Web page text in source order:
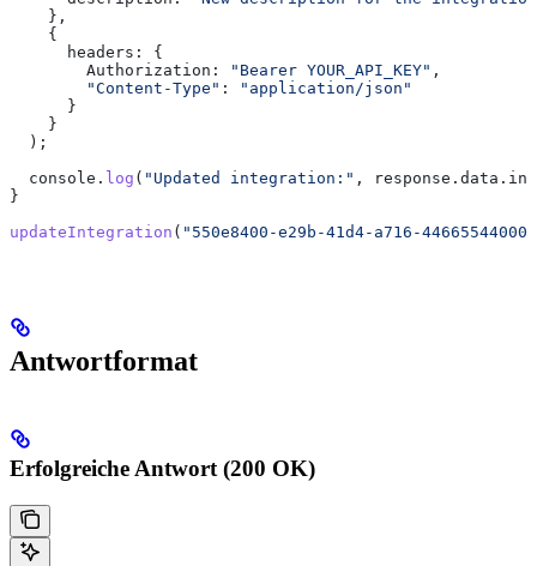
    },
    {
      headers:
{
        Authorization:
"Bearer YOUR_API_KEY" ,
        "Content-Type"
:
"application/json"
      }
    }
  );
  console
. log ( "Updated integration:" , response . data .
}
updateIntegration ( "550e8400-e29b-41d4-a716-
Antwortformat
Erfolgreiche Antwort (200 OK)